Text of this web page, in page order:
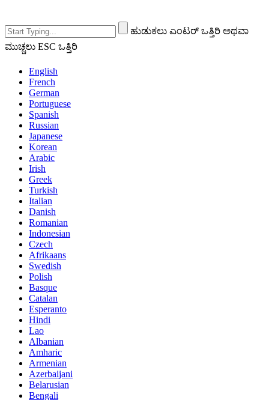
ಹುಡುಕಲು ಎಂಟರ್ ಒತ್ತಿರಿ ಅಥವಾ
ಮುಚ್ಚಲು ESC ಒತ್ತಿರಿ
English
French
German
Portuguese
Spanish
Russian
Japanese
Korean
Arabic
Irish
Greek
Turkish
Italian
Danish
Romanian
Indonesian
Czech
Afrikaans
Swedish
Polish
Basque
Catalan
Esperanto
Hindi
Lao
Albanian
Amharic
Armenian
Azerbaijani
Belarusian
Bengali